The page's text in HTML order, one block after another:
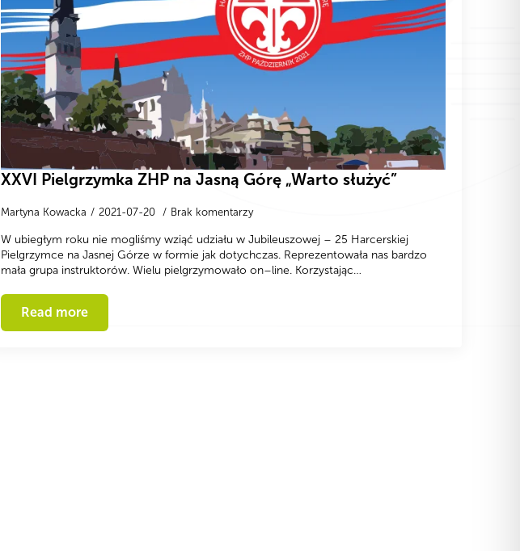
XXVI Pielgrzymka ZHP na Jasną Górę „Warto służyć”
Martyna Kowacka 2021-07-20 Brak komentarzy
W ubiegłym roku nie mogliśmy wziąć udziału w Jubileuszowej – 25 Harcerskiej
Pielgrzymce na Jasnej Górze w formie jak dotychczas. Reprezentowała nas bardzo
mała grupa instruktorów. Wielu pielgrzymowało on–line. Korzystając…
Read more